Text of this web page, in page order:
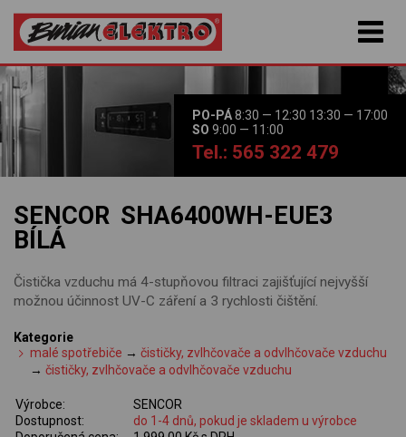
PO-PÁ8:30 — 12:30 13:30 — 17:00
SO 9:00 — 11:00
Tel.: 565 322 479
SENCOR SHA6400WH-EUE3
BÍLÁ
Čistička vzduchu má 4-stupňovou filtraci zajišťující nejvyšší
možnou účinnost UV-C záření a 3 rychlosti čištění.
Kategorie
malé spotřebiče →čističky, zvlhčovače a odvlhčovače vzduchu
→čističky, zvlhčovače a odvlhčovače vzduchu
Výrobce:
SENCOR
Dostupnost:
do 1-4 dnů, pokud je skladem u výrobce